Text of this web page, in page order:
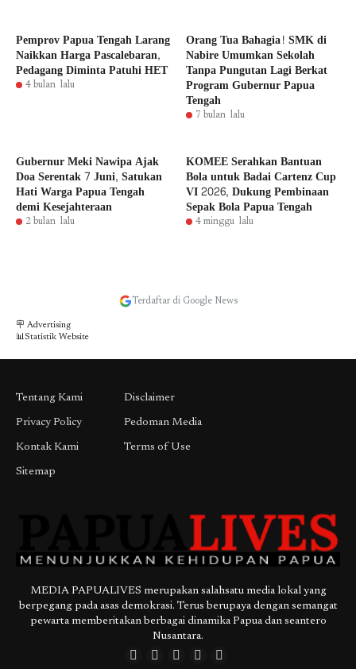
Pemprov Papua Tengah Larang
Naikkan Harga Pascalebaran,
Pedagang Diminta Patuhi HET
4 bulan lalu
Orang Tua Bahagia! SMK di
Nabire Umumkan Sekolah
Tanpa Pungutan Lagi Berkat
Program Gubernur Papua
Tengah
7 bulan lalu
Gubernur Meki Nawipa Ajak
Doa Serentak 7 Juni, Satukan
Hati Warga Papua Tengah
demi Kesejahteraan
2 bulan lalu
KOMEE Serahkan Bantuan
Bola untuk Badai Cartenz Cup
VI 2026, Dukung Pembinaan
Sepak Bola Papua Tengah
4 minggu lalu
Terdaftar di Google News
🪧 Advertising
📊Statistik Website
Tentang Kami
Privacy Policy
Kontak Kami
Sitemap
Disclaimer
Pedoman Media
Terms of Use
MEDIA PAPUALIVES merupakan salahsatu media lokal yang
berpegang pada asas demokrasi. Terus berupaya dengan semangat
pewarta memberitakan berbagai dinamika Papua dan seantero
Nusantara.